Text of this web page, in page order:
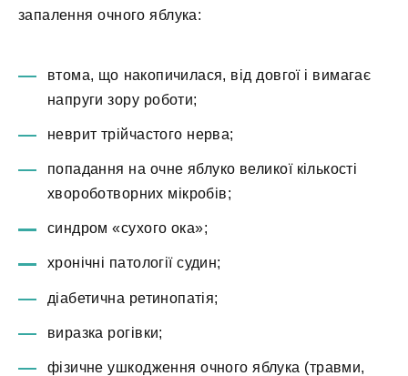
запалення очного яблука:
втома, що накопичилася, від довгої і вимагає
напруги зору роботи;
неврит трійчастого нерва;
попадання на очне яблуко великої кількості
хвороботворних мікробів;
синдром «сухого ока»;
хронічні патології судин;
діабетична ретинопатія;
виразка рогівки;
фізичне ушкодження очного яблука (травми,